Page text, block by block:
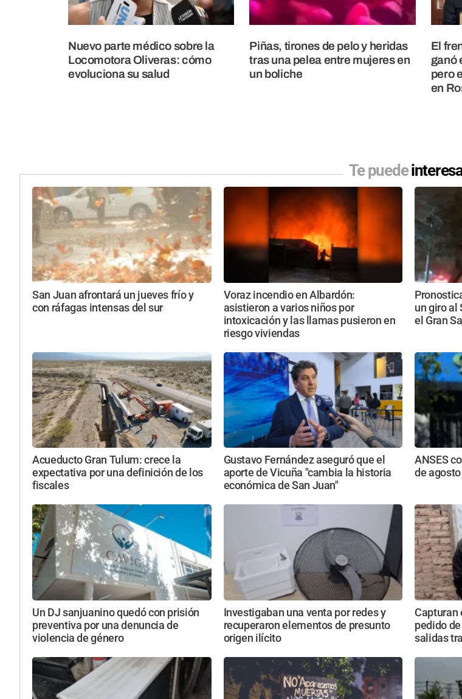
Nuevo parte médico sobre la
Locomotora Oliveras: cómo
evoluciona su salud
Piñas, tirones de pelo y heridas
tras una pelea entre mujeres en
un boliche
El
ganó
pero
en
Te puede
San Juan afrontará un jueves frío y
con ráfagas intensas del sur
Voraz incendio en Albardón:
asistieron a varios niños por
intoxicación y las llamas pusieron en
riesgo viviendas
un giro al
el Gran
Acueducto Gran Tulum: crece la
expectativa por una definición de los
fiscales
Gustavo Fernández aseguró que el
aporte de Vicuña "cambia la historia
económica de San Juan"
ANSES
de
Un DJ sanjuanino quedó con prisión
preventiva por una denuncia de
violencia de género
Investigaban una venta por redes y
recuperaron elementos de presunto
origen ilícito
Capturan
pedido
salidas